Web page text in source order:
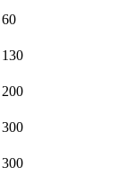
60
130
200
300
300